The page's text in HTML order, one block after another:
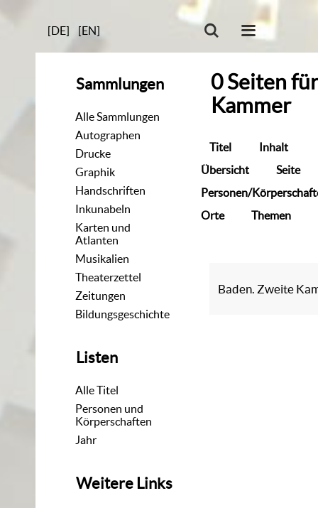
[DE] [EN]
Sammlungen
Alle Sammlungen
Autographen
Drucke
Graphik
Handschriften
Inkunabeln
Karten und
Atlanten
Musikalien
Theaterzettel
Zeitungen
Bildungsgeschichte
Listen
Alle Titel
Personen und
Körperschaften
Jahr
Weitere Links
0Seiten
Kammer
Titel
Inhalt
Übersicht
Seite
Personen/
Orte
Themen
Baden. Zweite